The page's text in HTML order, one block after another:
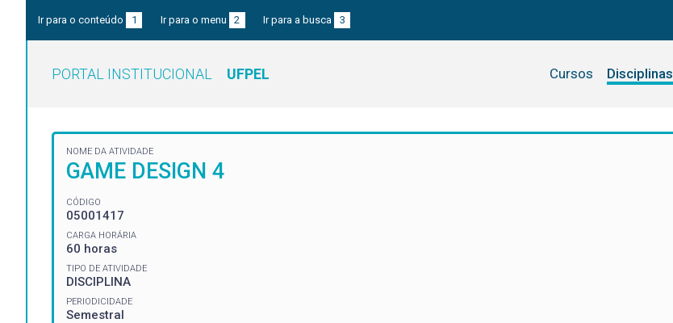
Ir para o conteúdo 1 Ir para o menu 2 Ir para a busca 3
PORTAL INSTITUCIONAL UFPEL Cursos Disciplinas
NOME DA ATIVIDADE
GAME DESIGN 4
CÓDIGO
05001417
CARGA HORÁRIA
60 horas
TIPO DE ATIVIDADE
DISCIPLINA
PERIODICIDADE
Semestral